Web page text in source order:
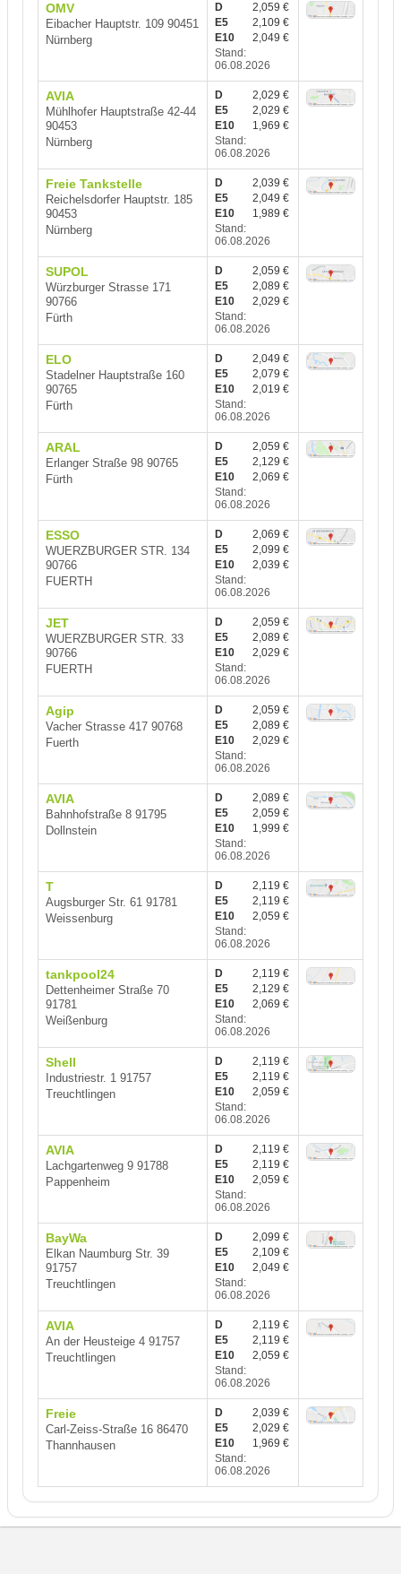
OMV
Eibacher Hauptstr. 109 90451
Nürnberg
D
2,059 €
E5
2,109 €
E10
2,049 €
Stand:
06.08.2026
AVIA
Mühlhofer Hauptstraße 42-44
90453
Nürnberg
D
2,029 €
E5
2,029 €
E10
1,969 €
Stand:
06.08.2026
Freie Tankstelle
Reichelsdorfer Hauptstr. 185
90453
Nürnberg
D
2,039 €
E5
2,049 €
E10
1,989 €
Stand:
06.08.2026
SUPOL
Würzburger Strasse 171
90766
Fürth
D
2,059 €
E5
2,089 €
E10
2,029 €
Stand:
06.08.2026
ELO
Stadelner Hauptstraße 160
90765
Fürth
D
2,049 €
E5
2,079 €
E10
2,019 €
Stand:
06.08.2026
ARAL
Erlanger Straße 98 90765
Fürth
D
2,059 €
E5
2,129 €
E10
2,069 €
Stand:
06.08.2026
ESSO
WUERZBURGER STR. 134
90766
FUERTH
D
2,069 €
E5
2,099 €
E10
2,039 €
Stand:
06.08.2026
JET
WUERZBURGER STR. 33
90766
FUERTH
D
2,059 €
E5
2,089 €
E10
2,029 €
Stand:
06.08.2026
Agip
Vacher Strasse 417 90768
Fuerth
D
2,059 €
E5
2,089 €
E10
2,029 €
Stand:
06.08.2026
AVIA
Bahnhofstraße 8 91795
Dollnstein
D
2,089 €
E5
2,059 €
E10
1,999 €
Stand:
06.08.2026
T
Augsburger Str. 61 91781
Weissenburg
D
2,119 €
E5
2,119 €
E10
2,059 €
Stand:
06.08.2026
tankpool24
Dettenheimer Straße 70
91781
Weißenburg
D
2,119 €
E5
2,129 €
E10
2,069 €
Stand:
06.08.2026
Shell
Industriestr. 1 91757
Treuchtlingen
D
2,119 €
E5
2,119 €
E10
2,059 €
Stand:
06.08.2026
AVIA
Lachgartenweg 9 91788
Pappenheim
D
2,119 €
E5
2,119 €
E10
2,059 €
Stand:
06.08.2026
BayWa
Elkan Naumburg Str. 39
91757
Treuchtlingen
D
2,099 €
E5
2,109 €
E10
2,049 €
Stand:
06.08.2026
AVIA
An der Heusteige 4 91757
Treuchtlingen
D
2,119 €
E5
2,119 €
E10
2,059 €
Stand:
06.08.2026
Freie
Carl-Zeiss-Straße 16 86470
Thannhausen
D
2,039 €
E5
2,029 €
E10
1,969 €
Stand:
06.08.2026